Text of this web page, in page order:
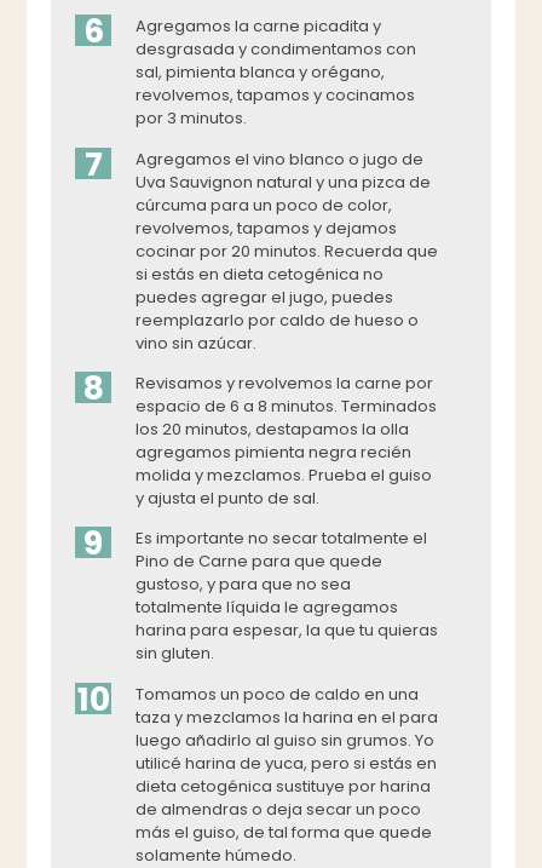
6
Agregamos la carne picadita y
desgrasada y condimentamos con
sal, pimienta blanca y orégano,
revolvemos, tapamos y cocinamos
por 3 minutos.
7
Agregamos el vino blanco o jugo de
Uva Sauvignon natural y una pizca de
cúrcuma para un poco de color,
revolvemos, tapamos y dejamos
cocinar por 20 minutos. Recuerda que
si estás en dieta cetogénica no
puedes agregar el jugo, puedes
reemplazarlo por caldo de hueso o
vino sin azúcar.
8
Revisamos y revolvemos la carne por
espacio de 6 a 8 minutos. Terminados
los 20 minutos, destapamos la olla
agregamos pimienta negra recién
molida y mezclamos. Prueba el guiso
y ajusta el punto de sal.
9
Es importante no secar totalmente el
Pino de Carne para que quede
gustoso, y para que no sea
totalmente líquida le agregamos
harina para espesar, la que tu quieras
sin gluten.
10
Tomamos un poco de caldo en una
taza y mezclamos la harina en el para
luego añadirlo al guiso sin grumos. Yo
utilicé harina de yuca, pero si estás en
dieta cetogénica sustituye por harina
de almendras o deja secar un poco
más el guiso, de tal forma que quede
solamente húmedo.